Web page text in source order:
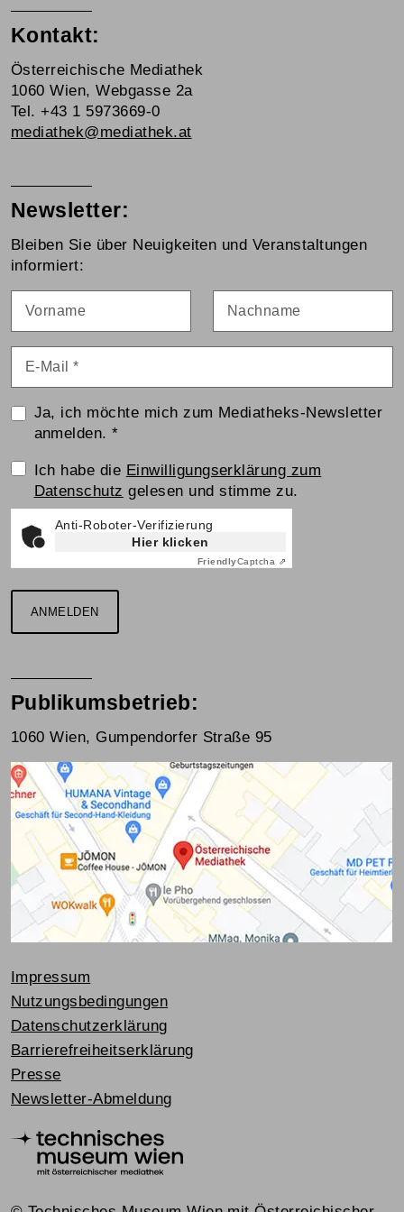
Kontakt:
Österreichische Mediathek
1060 Wien, Webgasse 2a
Tel. +43 1 5973669-0
mediathek@mediathek.at
Newsletter:
Bleiben Sie über Neuigkeiten und Veranstaltungen
informiert:
Ja, ich möchte mich zum Mediatheks-Newsletter
anmelden.*
Einwilligungserklärung
Ich habe die Einwilligungserklärung zum
Datenschutz gelesen und stimme zu.
Anti-Roboter-Verifizierung
Hier klicken
FriendlyCaptcha ⇗
ANMELDEN
Publikumsbetrieb:
1060 Wien, Gumpendorfer Straße 95
Impressum
Nutzungsbedingungen
Datenschutzerklärung
Barrierefreiheitserklärung
Presse
Newsletter-Abmeldung